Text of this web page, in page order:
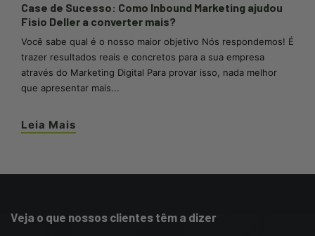
Case de Sucesso: Como Inbound Marketing ajudou
Fisio Deller a converter mais?
Você sabe qual é o nosso maior objetivo Nós respondemos! É
trazer resultados reais e concretos para a sua empresa
através do Marketing Digital Para provar isso, nada melhor
que apresentar mais...
Leia Mais
Veja o que nossos clientes têm a dizer